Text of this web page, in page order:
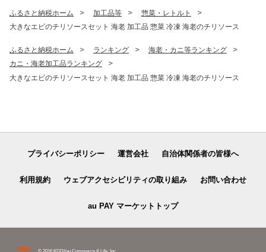
ふるさと納税ホーム 加工品等
惣菜・レトルト
大きなエビのチリソースセット 海老 加工品 惣菜 冷凍 海老のチリソース
ふるさと納税ホーム ランキング
海老・カニ等ランキング
カニ・海老加工品ランキング
大きなエビのチリソースセット 海老 加工品 惣菜 冷凍 海老のチリソース
プライバシーポリシー 運営会社 自治体関係者の皆様へ
利用規約 ウェブアクセシビリティの取り組み お問い合わせ
au PAY マーケットトップ
© 2016 KDDI/au Commerce & Life, Inc.